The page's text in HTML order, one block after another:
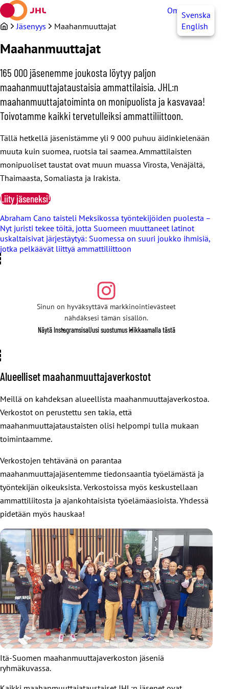
Siirry
sisältöön
OmaJHLSvenska
English
Jäsenyys Maahanmuuttajat
Maahanmuuttajat
165 000 jäsenemme joukosta löytyy paljon
maahanmuuttajataustaisia ammattilaisia. JHL:n
maahanmuuttajatoiminta on monipuolista ja kasvavaa!
Toivotamme kaikki tervetulleiksi ammattiliittoon.
Tällä hetkellä jäsenistämme yli 9 000 puhuu äidinkielenään
muuta kuin suomea, ruotsia tai saamea. Ammattilaisten
monipuoliset taustat ovat muun muassa Virosta, Venäjältä,
Thaimaasta, Somaliasta ja Irakista.
Liity jäseneksi!
Abraham Cano taisteli Meksikossa työntekijöiden puolesta –
Nyt juristi tekee töitä, jotta Suomeen muuttaneet latinot
uskaltaisivat järjestäytyä: Suomessa on suuri joukko ihmisiä,
jotka pelkäävät liittyä ammattiliittoon
Sinun on hyväksyttävä markkinointievästeet
nähdäksesi tämän sisällön.
Näytä InstagramsisaUusi suostumus klikkaamalla tästä
Alueelliset maahanmuuttajaverkostot
Meillä on kahdeksan alueellista maahanmuuttajaverkostoa.
Verkostot on perustettu sen takia, että
maahanmuuttajataustaisten olisi helpompi tulla mukaan
toimintaamme.
Verkostojen tehtävänä on parantaa
maahanmuuttajajäsentemme tiedonsaantia työelämästä ja
työntekijän oikeuksista. Verkostoissa myös keskustellaan
ammattiliitosta ja ajankohtaisista työelämäasioista. Yhdessä
pidetään myös hauskaa!
Itä-Suomen maahanmuuttajaverkoston jäseniä
ryhmäkuvassa.